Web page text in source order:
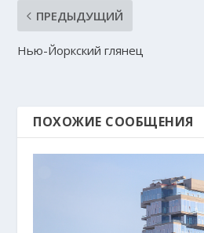
ПРЕДЫДУЩИЙ
Нью-Йоркский глянец
ПОХОЖИЕ СООБЩЕНИЯ